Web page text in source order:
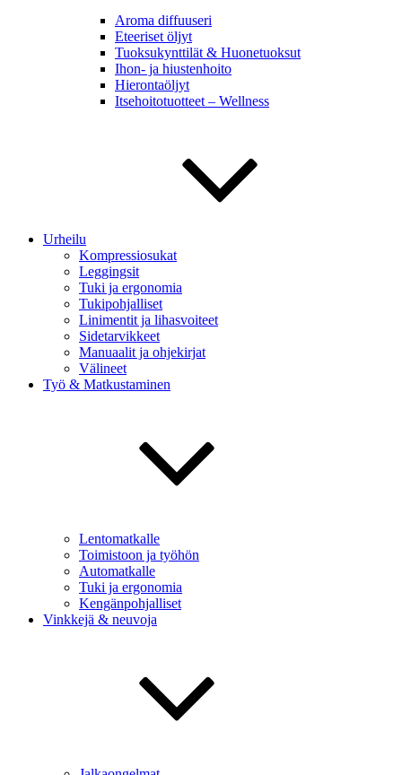
Aroma diffuuseri
Eteeriset öljyt
Tuoksukynttilät & Huonetuoksut
Ihon- ja hiustenhoito
Hierontaöljyt
Itsehoitotuotteet – Wellness
Urheilu
Kompressiosukat
Leggingsit
Tuki ja ergonomia
Tukipohjalliset
Linimentit ja lihasvoiteet
Sidetarvikkeet
Manuaalit ja ohjekirjat
Välineet
Työ & Matkustaminen
Lentomatkalle
Toimistoon ja työhön
Automatkalle
Tuki ja ergonomia
Kengänpohjalliset
Vinkkejä & neuvoja